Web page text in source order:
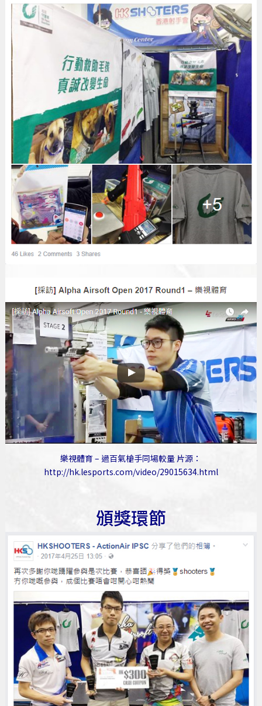
樂視體育 – 過百氣槍手同場較量 片源：
http://hk.lesports.com/video/29015634.html
頒獎環節